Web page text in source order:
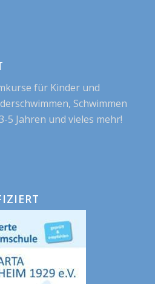
für Kinder und
Schwimmen
5 Jahren und vieles mehr!